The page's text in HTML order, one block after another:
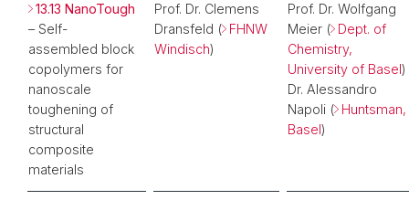
13.13 NanoTough
– Self-
assembled block
copolymers for
nanoscale
toughening of
structural
composite
materials
Prof. Dr. Clemens
Dransfeld ( FHNW
Windisch)
Prof. Dr. Wolfgang
Meier ( Dept. of
Chemistry,
University of Basel)
Dr. Alessandro
Napoli ( Huntsman,
Basel)